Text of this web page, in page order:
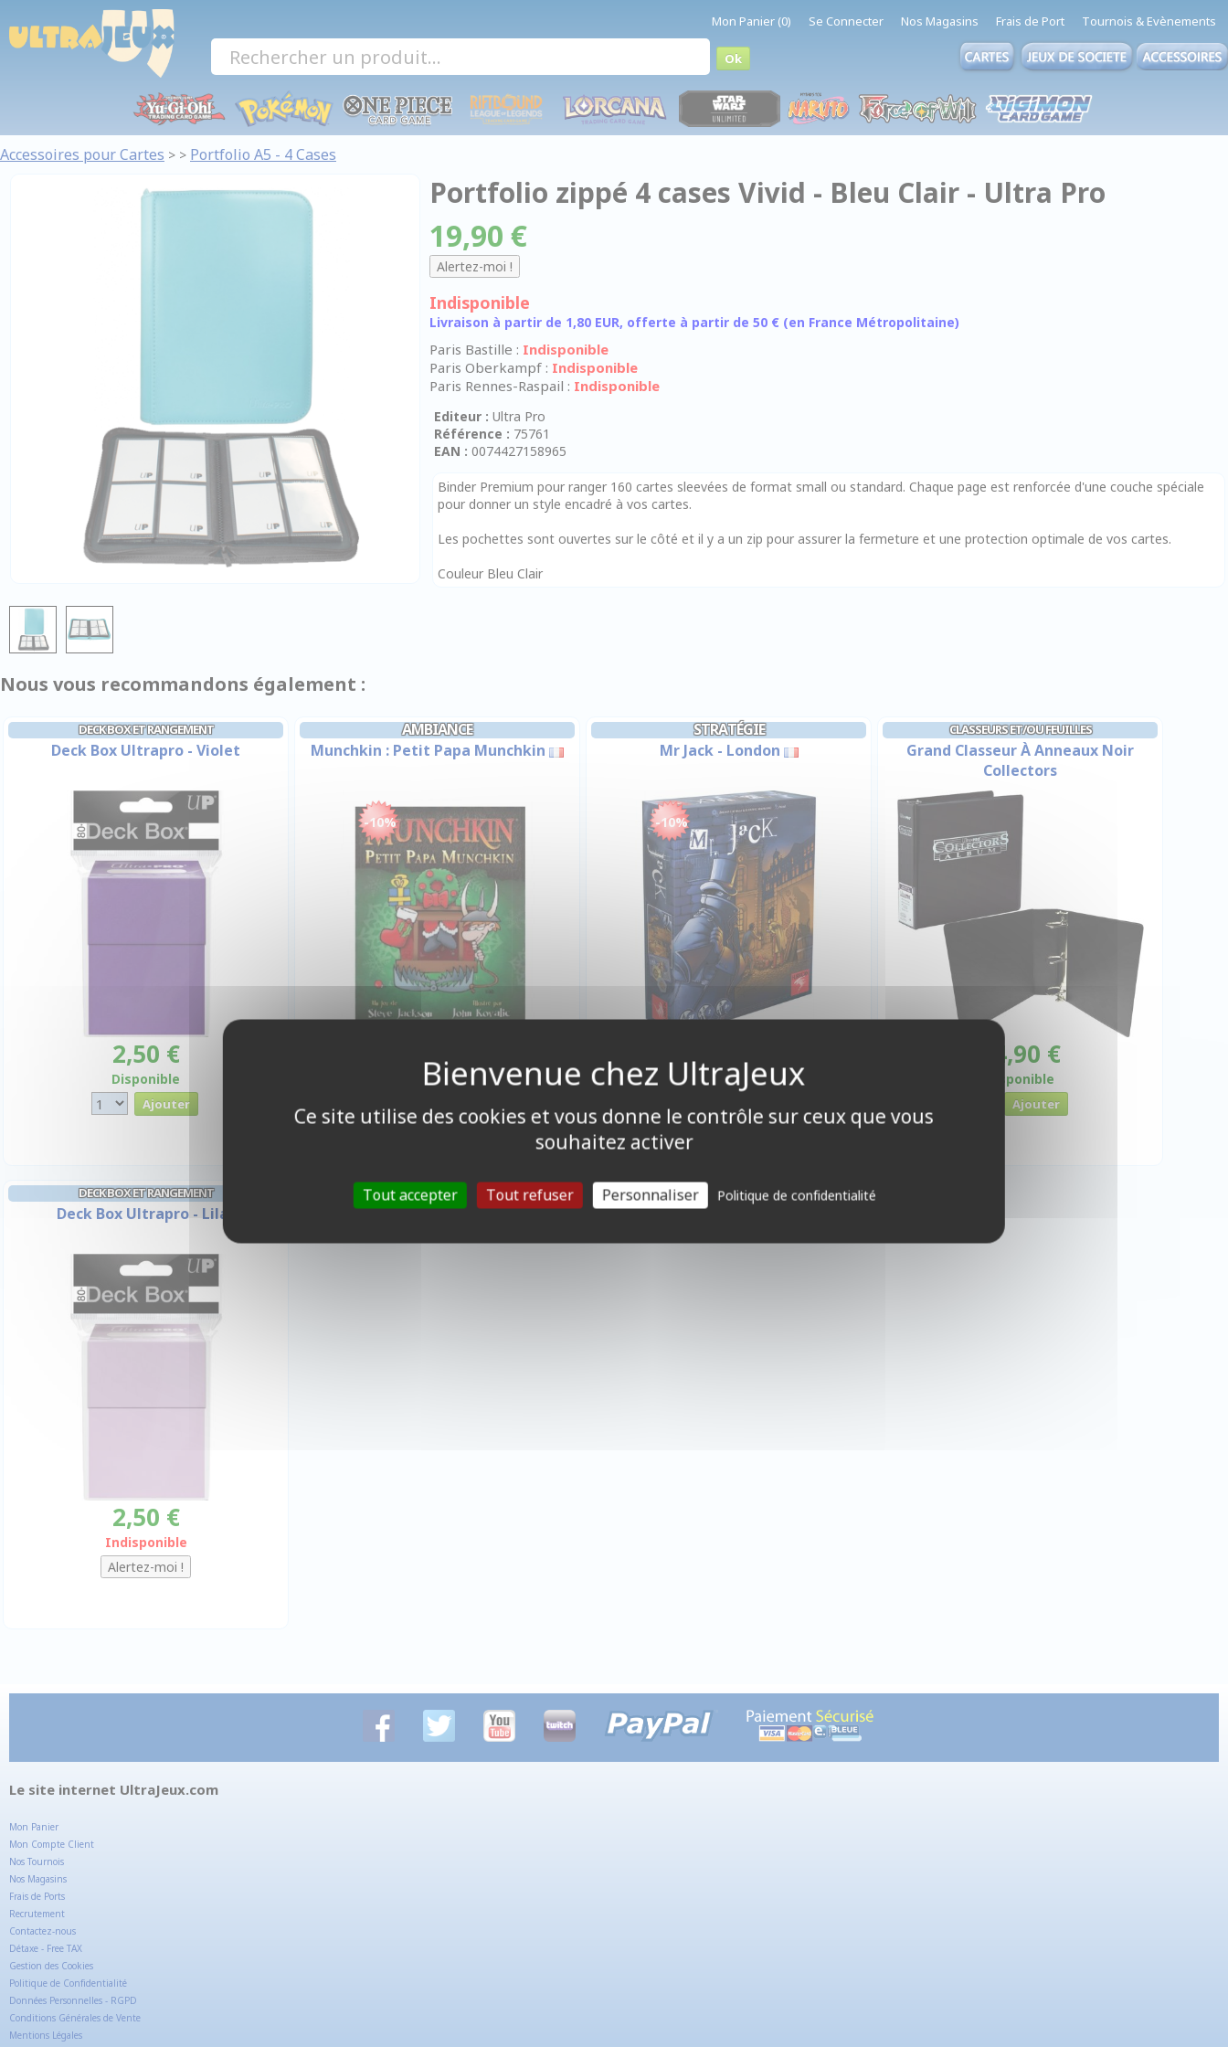
Mon Panier (0) Se Connecter Nos Magasins Frais de Port Tournois & Evènements
Accessoires pour Cartes > > Portfolio A5 - 4 Cases
Portfolio zippé 4 cases Vivid - Bleu Clair - Ultra Pro
19,90 €
Indisponible
Livraison à partir de 1,80 EUR, offerte à partir de 50 € (en France Métropolitaine)
Paris Bastille : Indisponible
Paris Oberkampf : Indisponible
Paris Rennes-Raspail : Indisponible
Editeur : Ultra Pro
Référence : 75761
EAN : 0074427158965
Binder Premium pour ranger 160 cartes sleevées de format small ou standard. Chaque page est renforcée d'une couche spéciale
pour donner un style encadré à vos cartes.
Les pochettes sont ouvertes sur le côté et il y a un zip pour assurer la fermeture et une protection optimale de vos cartes.
Couleur Bleu Clair
Nous vous recommandons également :
DECK BOX ET RANGEMENT
Deck Box Ultrapro - Violet
2,50 €
Disponible
AMBIANCE
Munchkin : Petit Papa Munchkin
-10%
Promo -10% 9,50 €
Indisponible
STRATÉGIE
Mr Jack - London
-10%
Promo -10% 27,50 €
Disponible
CLASSEURS ET/OU FEUILLES
Grand Classeur À Anneaux Noir
Collectors
14,90 €
Disponible
DECK BOX ET RANGEMENT
Deck Box Ultrapro - Lilas
2,50 €
Indisponible
Le site internet UltraJeux.com
Mon Panier
Mon Compte Client
Nos Tournois
Nos Magasins
Frais de Ports
Recrutement
Contactez-nous
Détaxe - Free TAX
Gestion des Cookies
Politique de Confidentialité
Données Personnelles - RGPD
Conditions Générales de Vente
Mentions Légales
Panneau de gestion des cookies
Ce site utilise des cookies et vous donne le contrôle sur ceux que vous
souhaitez activer
Tout accepter Tout refuser Personnaliser Politique de confidentialité